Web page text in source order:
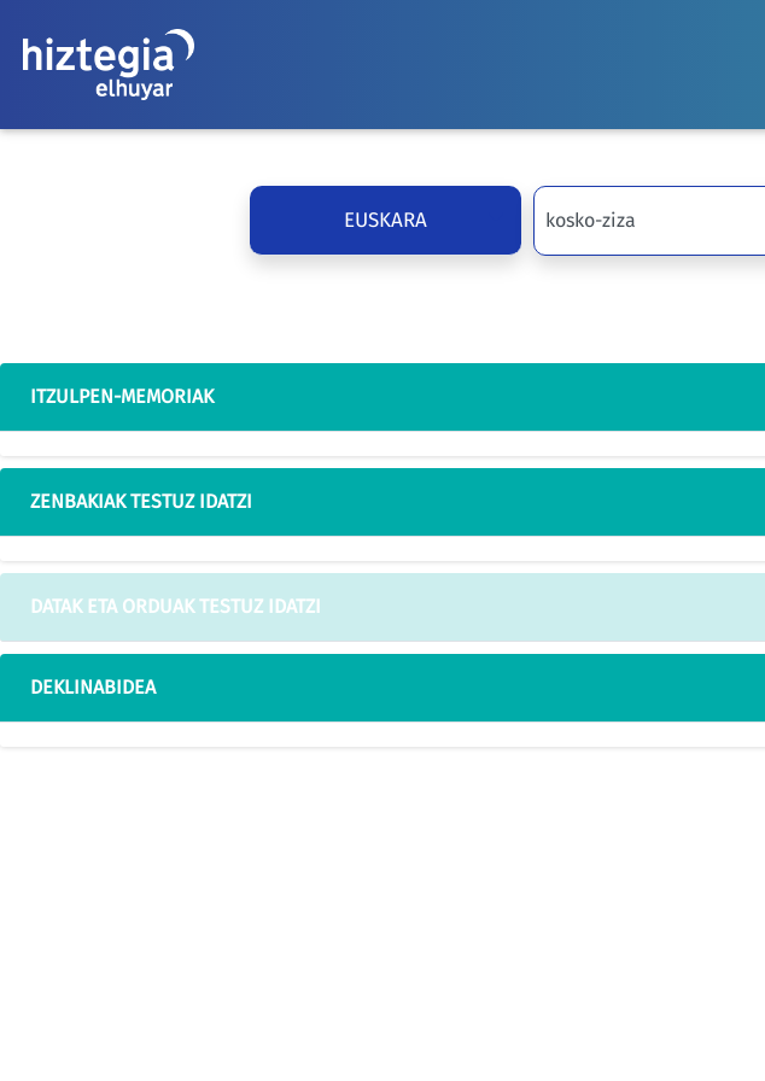
EUSKARA
ITZULPEN-MEMORIAK
ZENBAKIAK TESTUZ IDATZI
DATAK ETA ORDUAK TESTUZ IDATZI
DEKLINABIDEA